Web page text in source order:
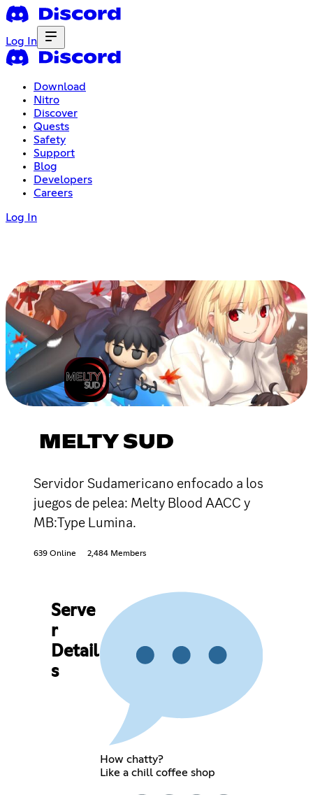
Log In
Download
Nitro
Discover
Quests
Safety
Support
Blog
Developers
Careers
Log In
MELTY SUD
Servidor Sudamericano enfocado a los
juegos de pelea: Melty Blood AACC y
MB:Type Lumina.
639 Online 2,484 Members
Serve
r
Detail
s
How chatty?
Like a chill coffee shop